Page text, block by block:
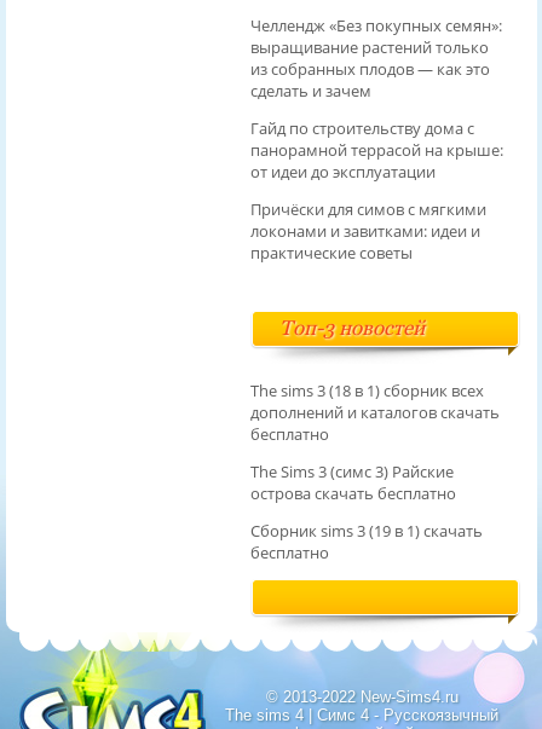
Челлендж «Без покупных семян»:
выращивание растений только
из собранных плодов — как это
сделать и зачем
Гайд по строительству дома с
панорамной террасой на крыше:
от идеи до эксплуатации
Причёски для симов с мягкими
локонами и завитками: идеи и
практические советы
Топ-3 новостей
The sims 3 (18 в 1) сборник всех
дополнений и каталогов скачать
бесплатно
The Sims 3 (симс 3) Райские
острова скачать бесплатно
Сборник sims 3 (19 в 1) скачать
бесплатно
© 2013-2022 New-Sims4.ru
The sims 4 | Симс 4 - Русскоязычный